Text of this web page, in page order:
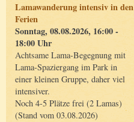
Lamawanderung intensiv in den
Ferien
Sonntag, 08.08.2026, 16:00 -
18:00 Uhr
Achtsame Lama-Begegnung mit
Lama-Spaziergang im Park in
einer kleinen Gruppe, daher viel
intensiver.
Noch 4-5 Plätze frei (2 Lamas)
(Stand vom 03.08.2026)